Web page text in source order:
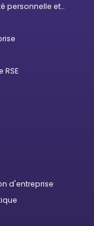
personnelle et
d'entreprise